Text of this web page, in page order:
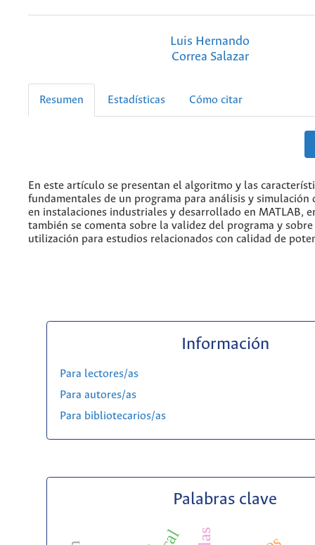
Luis Hernando
Correa Salazar
Resumen Estadísticas Cómo citar
En este artículo se presentan el algoritmo y las
fundamentales de un programa para análisis y simulación
en instalaciones industriales y desarrollado en MATLAB,
también se comenta sobre la validez del programa y
utilización para estudios relacionados con calidad de
Información
Para lectores/as
Para autores/as
Para bibliotecarios/as
Palabras clave